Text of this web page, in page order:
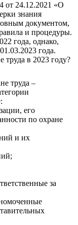
от 24.12.2021 «О
знания
документом,
и процедуры.
года, однако,
года.
труда в 2023 году?
труда –
его
по охране
и их
за